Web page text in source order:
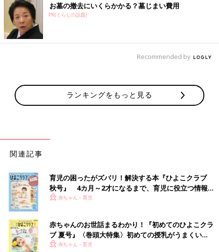
――おなかの赤ちゃんに生まれつきの病気がないか調べる、出生
前検査は考えましたか。
観たことがあるのですが、育児放棄をされたダウン症の男の子を
る？」という話をしていて、当時、私が「赤ちゃんは、あきらめ
るかも･･･」と言ったら、妻は「あきらるなんて嫌！」と言った
帝王切開なのに、誕生を知らせる電話がなかなか来
ない
お墓の撤去にいくらかかる？墓じまい費用
PR(くらしの話題)
Recommended by
ランキングをもっと見る
関連記事
育児の困ったがズバリ！解決する本『ひよこクラブ
秋号』 4カ月～2才になるまで、育児に役立つ情報が
いっぱい！
赤ちゃん・育児
赤ちゃんのお世話まるわかり！『初めてのひよこクラ
ブ 夏号』〈巻頭大特集〉初めての授乳がうまくい
く！ おっぱい・ミルクの基本と夏のトラブル 解決テ
赤ちゃん・育児